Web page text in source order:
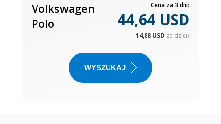
Volkswagen
Polo
Cena za 3 dni:
44,64 USD
14,88 USD za dzień
WYSZUKAJ